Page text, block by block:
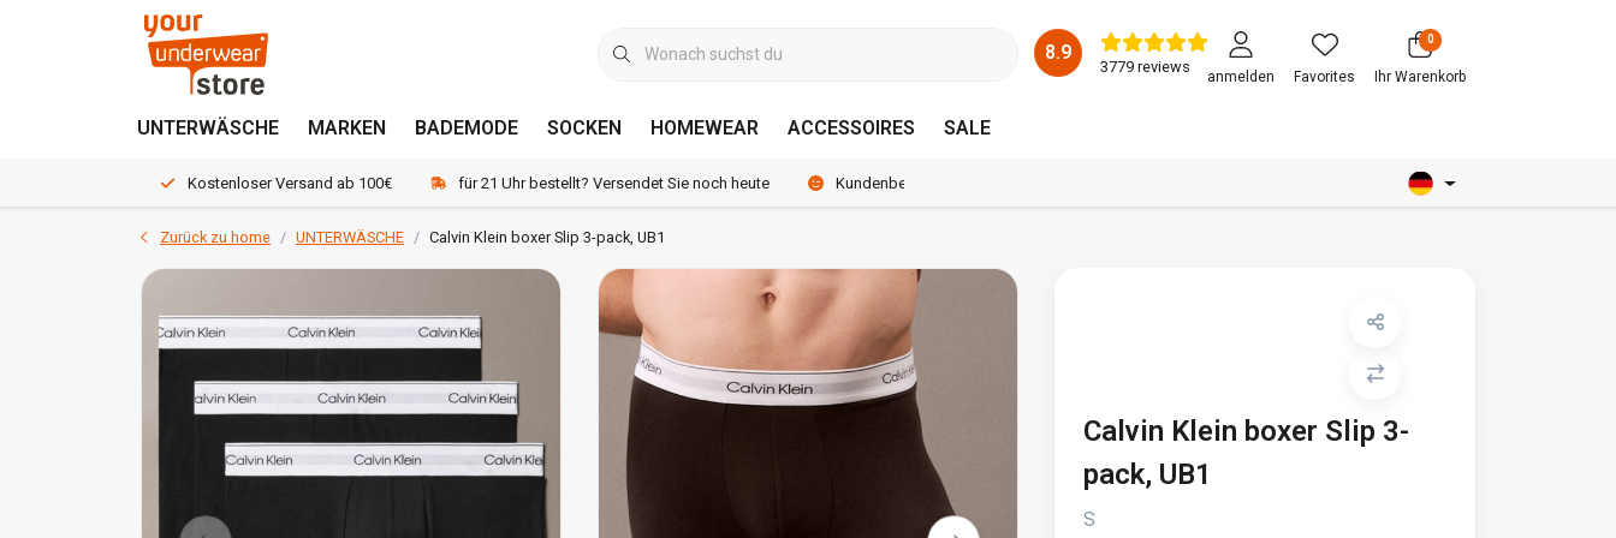
8.9
3779 reviews
anmelden Favorites
0
Ihr Warenkorb
UNTERWÄSCHE MARKEN BADEMODE SOCKEN HOMEWEAR ACCESSOIRES SALE
Kostenloser Versand ab 100€ für 21 Uhr bestellt? Versendet Sie noch heute Kundenbewertung 8.9 /10
Zurück zu home UNTERWÄSCHE Calvin Klein boxer Slip 3-pack, UB1
Calvin Klein boxer Slip 3-
pack, UB1
S